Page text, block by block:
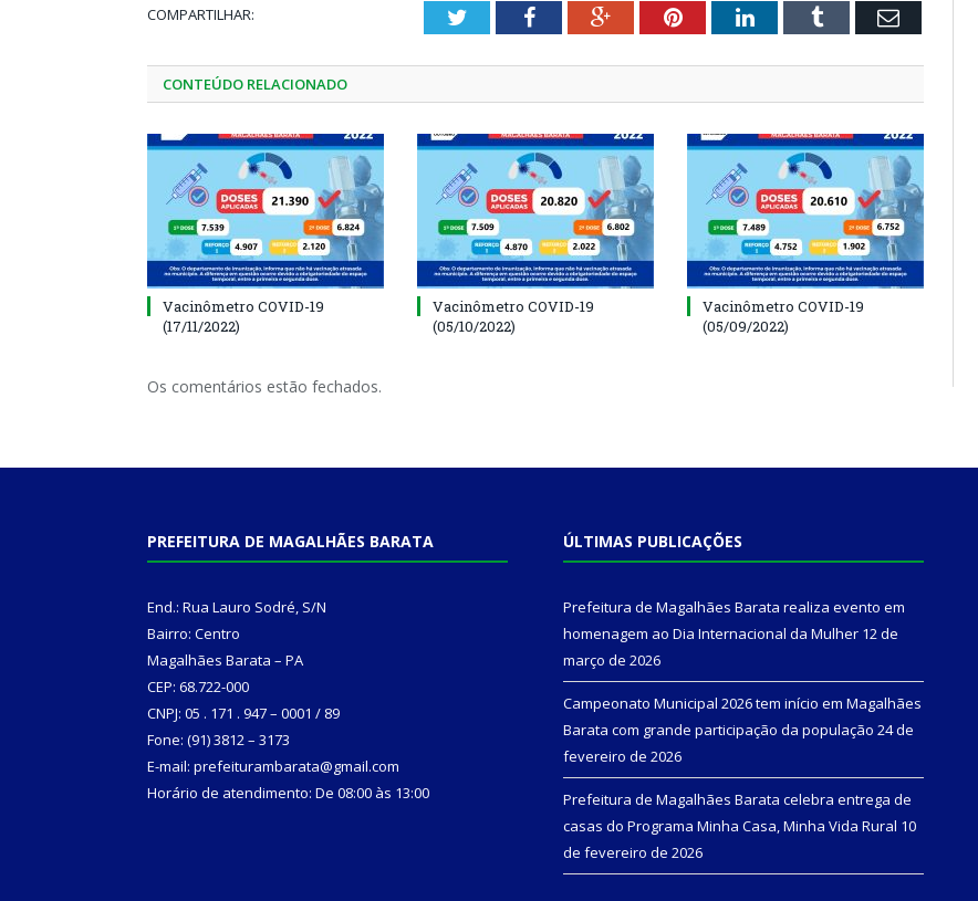
COMPARTILHAR: TwitterFacebookGoogle+PinterestLinkedInTumblr Email
CONTEÚDO RELACIONADO
Vacinômetro COVID-19
(17/11/2022)
Vacinômetro COVID-19
(05/10/2022)
Vacinômetro COVID-19
(05/09/2022)
Os comentários estão fechados.
PREFEITURA DE MAGALHÃES BARATA
End.: Rua Lauro Sodré, S/N
Bairro: Centro
Magalhães Barata – PA
CEP: 68.722-000
CNPJ: 05 . 171 . 947 – 0001 / 89
Fone: (91) 3812 – 3173
E-mail: prefeiturambarata@gmail.com
Horário de atendimento: De 08:00 às 13:00
ÚLTIMAS PUBLICAÇÕES
Prefeitura de Magalhães Barata realiza evento em
homenagem ao Dia Internacional da Mulher 12 de
março de 2026
Campeonato Municipal 2026 tem início em Magalhães
Barata com grande participação da população 24 de
fevereiro de 2026
Prefeitura de Magalhães Barata celebra entrega de
casas do Programa Minha Casa, Minha Vida Rural 10
de fevereiro de 2026